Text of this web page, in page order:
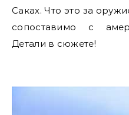
Саках. Что это за
сопоставимо с
Детали в сюжете!